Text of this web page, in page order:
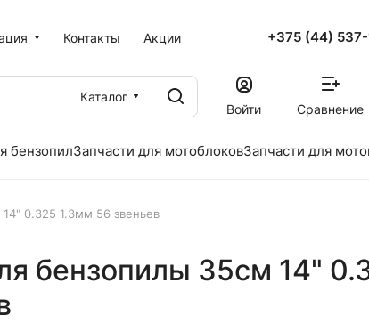
Контакты Акции +375 (44)
Каталог
Войти
Сравнение
бензопилЗапчасти для мотоблоковЗапчасти для
0.325 1.3мм 56 звеньев
бензопилы 35см 14"